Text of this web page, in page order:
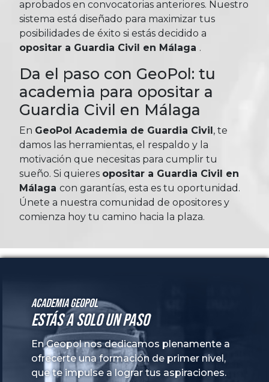
aprobados en convocatorias anteriores. Nuestro
sistema está diseñado para maximizar tus
posibilidades de éxito si estás decidido a
opositar a Guardia Civil en Málaga .
Da el paso con GeoPol: tu
academia para opositar a
Guardia Civil en Málaga
En GeoPol Academia de Guardia Civil , te
damos las herramientas, el respaldo y la
motivación que necesitas para cumplir tu
sueño. Si quieres opositar a Guardia Civil en
Málaga con garantías, esta es tu oportunidad.
Únete a nuestra comunidad de opositores y
comienza hoy tu camino hacia la plaza.
Academia GeoPol
Estás a solo un paso
En Geopol nos dedicamos plenamente a
ofrecerte una formación de primer nivel,
que te impulse a lograr tus aspiraciones.